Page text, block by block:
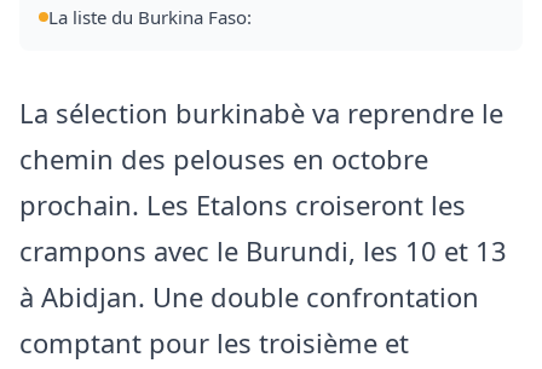
La liste du Burkina Faso:
La sélection burkinabè va reprendre le
chemin des pelouses en octobre
prochain. Les Etalons croiseront les
crampons avec le Burundi, les 10 et 13
à Abidjan. Une double confrontation
comptant pour les troisième et